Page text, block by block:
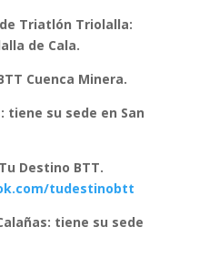
Triatlón Triolalla:
de Cala.
Cuenca Minera.
tiene su sede en San
Destino BTT.
tudestinobtt
tiene su sede